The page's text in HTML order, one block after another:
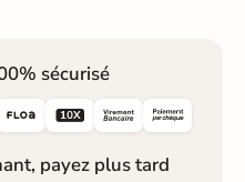
sécurisé
 
payez plus tard